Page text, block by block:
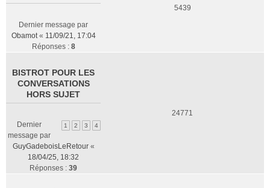
Dernier message par
Obamot« 11/09/21, 17:04
Réponses : 8
5439
BISTROT POUR LES
CONVERSATIONS
HORS SUJET
1 2 3 4
Dernier
message par
GuyGadeboisLeRetour«
18/04/25, 18:32
Réponses : 39
24771